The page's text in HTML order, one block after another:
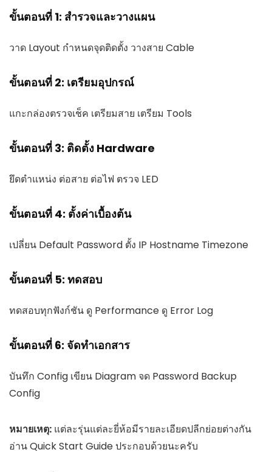
ขั้นตอนที่ 1: สำรวจและวางแผน
วาด Layout กำหนดจุดติดตั้ง วางสาย Cable
ขั้นตอนที่ 2: เตรียมอุปกรณ์
แกะกล่องตรวจเช็ค เตรียมสาย เตรียม Tools
ขั้นตอนที่ 3: ติดตั้ง Hardware
ยึดตำแหน่ง ต่อสาย ต่อไฟ ตรวจ LED
ขั้นตอนที่ 4: ตั้งค่าเบื้องต้น
เปลี่ยน Default Password ตั้ง IP Hostname Timezone
ขั้นตอนที่ 5: ทดสอบ
ทดสอบทุกฟังก์ชัน ดู Performance ดู Error Log
ขั้นตอนที่ 6: จัดทำเอกสาร
บันทึก Config เขียน Diagram จด Password Backup
Config
หมายเหตุ: แต่ละรุ่นแต่ละยี่ห้อมีรายละเอียดปลีกย่อยต่างกัน
อ่าน Quick Start Guide ประกอบด้วยนะครับ